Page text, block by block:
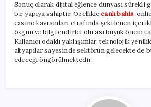
Sonuç olarak dijital eğlence dünyası sürekli
bir yapıya sahiptir. Özelliklecanlı bahis,
casino kavramları etrafında şekillenen
özgün ve bilgilendirici olması büyük önem
Kullanıcı odaklı yaklaşımlar, teknolojik
altyapılar sayesinde sektörün gelecekte de
edeceği öngörülmektedir.